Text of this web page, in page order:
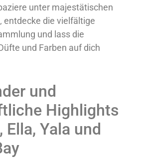
unter majestätischen
entdecke die vielfältige
und lass die
und Farben auf dich
und
Highlights
Ella, Yala und